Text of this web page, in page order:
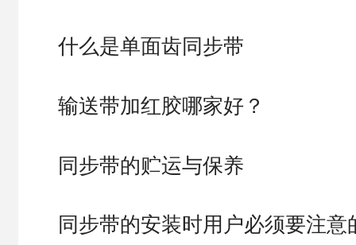
什么是单面齿同步带
输送带加红胶哪家好？
同步带的贮运与保养
同步带的安装时用户必须要注